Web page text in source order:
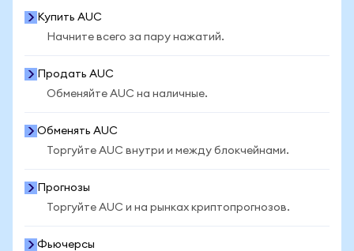
Купить AUC
Начните всего за пару нажатий.
Продать AUC
Обменяйте AUC на наличные.
Обменять AUC
Торгуйте AUC внутри и между блокчейнами.
Прогнозы
Торгуйте AUC и на рынках криптопрогнозов.
Фьючерсы